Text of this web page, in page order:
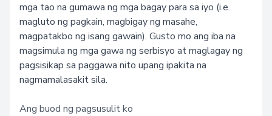
mga tao na gumawa ng mga bagay para sa iyo (i.e.
magluto ng pagkain, magbigay ng masahe,
magpatakbo ng isang gawain). Gusto mo ang iba na
magsimula ng mga gawa ng serbisyo at maglagay ng
pagsisikap sa paggawa nito upang ipakita na
nagmamalasakit sila.
Ang buod ng pagsusulit ko